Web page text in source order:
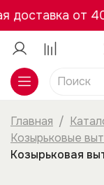
доставка от
Главная
Козырьковые
Козырьковая